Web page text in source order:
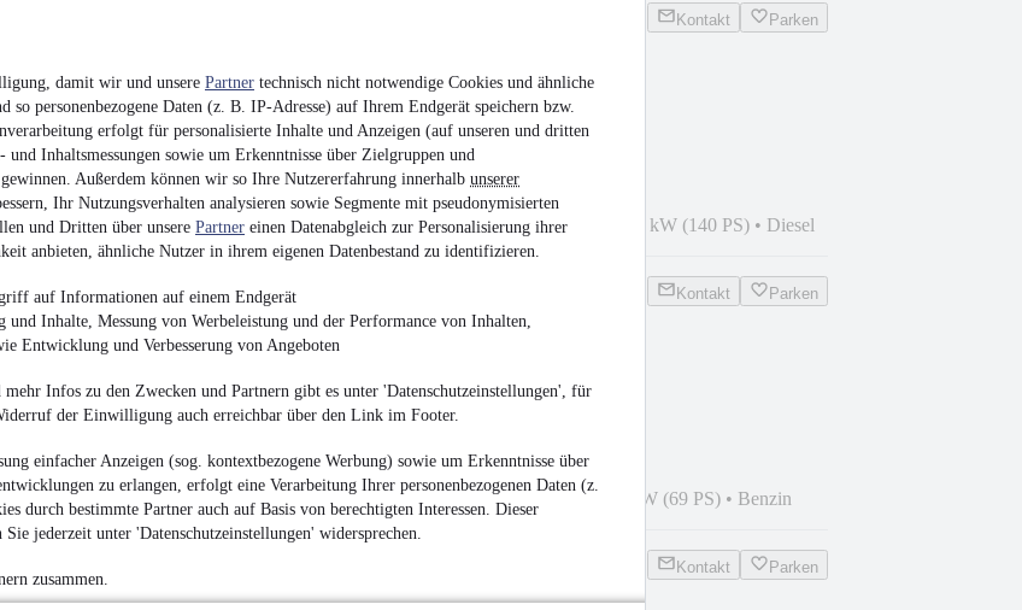
damit wir und unsere Partner technisch nicht notwendige Cookies und ähnliche
so personenbezogene Daten (z. B. IP-Adresse) auf Ihrem Endgerät speichern bzw.
erfolgt für personalisierte Inhalte und Anzeigen (auf unseren und dritten
und Inhaltsmessungen sowie um Erkenntnisse über Zielgruppen und
Außerdem können wir so Ihre Nutzererfahrung innerhalb unserer
Ihr Nutzungsverhalten analysieren sowie Segmente mit pseudonymisierten
und Dritten über unsere Partner einen Datenabgleich zur Personalisierung ihrer
anbieten, ähnliche Nutzer in ihrem eigenen Datenbestand zu identifizieren.
auf Informationen auf einem Endgerät
und Inhalte, Messung von Werbeleistung und der Performance von Inhalten,
Entwicklung und Verbesserung von Angeboten
Infos zu den Zwecken und Partnern gibt es unter 'Datenschutzeinstellungen', für
der Einwilligung auch erreichbar über den Link im Footer.
einfacher Anzeigen (sog. kontextbezogene Werbung) sowie um Erkenntnisse über
zu erlangen, erfolgt eine Verarbeitung Ihrer personenbezogenen Daten (z.
durch bestimmte Partner auch auf Basis von berechtigten Interessen. Dieser
jederzeit unter 'Datenschutzeinstellungen' widersprechen.
zusammen.
Kontakt Parken
Jeep Compass Opening Edition 4WD
11.900 €
Finanzierung ab 127 € mtl.
Unfallfrei•EZ 07/2017•153.700 km 103 kW (140 PS) • Diesel
Kontakt Parken
11.900 € ¹
Finanzierung ab 127 € mtl.
Unfallfrei• EZ 12/2021 •44.500 km 51 kW (69 PS) • Benzin
Kontakt Parken